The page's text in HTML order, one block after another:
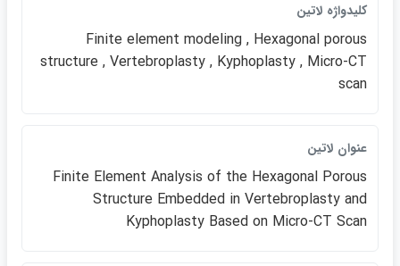
كليدواژه لاتين
Finite element modeling , Hexagonal porous
structure , Vertebroplasty , Kyphoplasty , Micro-CT
scan
عنوان لاتين
Finite Element Analysis of the Hexagonal Porous
Structure Embedded in Vertebroplasty an​d
Kyphoplasty Based on Micro-CT Scan